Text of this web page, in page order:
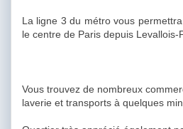
La ligne 3 du métro vous
le centre de Paris depuis Levallois-
Vous trouvez de nombreux
laverie et transports à quelques